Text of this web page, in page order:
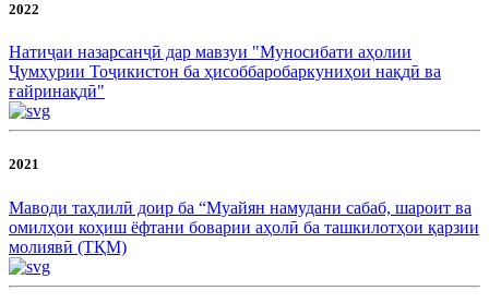
2022
Натиҷаи назарсанҷӣ дар мавзуи "Муносибати аҳолии
Ҷумҳурии Тоҷикистон ба ҳисоббаробаркуниҳои нақдӣ ва
ғайринақдӣ"
2021
Маводи таҳлилӣ доир ба “Муайян намудани сабаб, шароит ва
омилҳои коҳиш ёфтани боварии аҳолӣ ба ташкилотҳои қарзии
молиявӣ (ТҚМ)